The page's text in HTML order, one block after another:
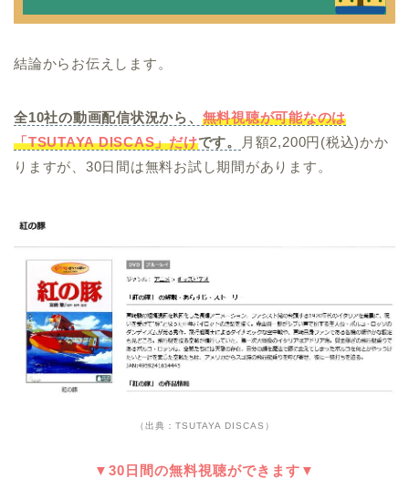
結論からお伝えします。
全10社の動画配信状況から、 無料視聴が可能なのは
「TSUTAYA DISCAS」だけです。
月額2,200円(税込)かか
りますが、30日間は無料お試し期間があります。
（出典：TSUTAYA DISCAS）
▼30日間の無料視聴ができます▼